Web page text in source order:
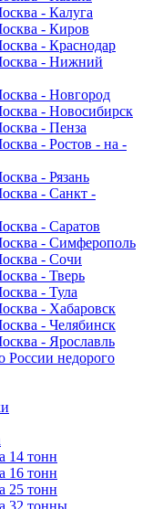
- Калуга
- Киров
- Краснодар
- Нижний
- Новгород
- Новосибирск
- Пенза
- Ростов - на -
- Рязань
- Санкт -
- Саратов
- Симферополь
- Сочи
- Тверь
- Тула
- Хабаровск
- Челябинск
- Ярославль
России недорого
14 тонн
16 тонн
25 тонн
32 тонны